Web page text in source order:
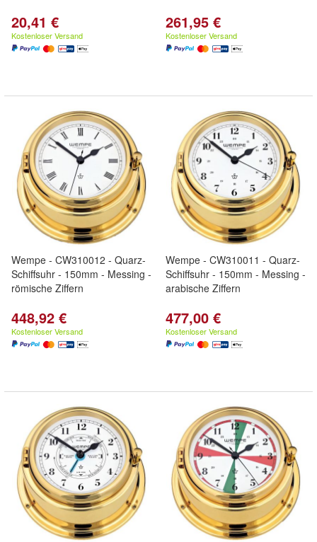
20,41 €
Kostenloser Versand
261,95 €
Kostenloser Versand
Wempe - CW310012 - Quarz-
Schiffsuhr - 150mm - Messing -
römische Ziffern
448,92 €
Kostenloser Versand
Wempe - CW310011 - Quarz-
Schiffsuhr - 150mm - Messing -
arabische Ziffern
477,00 €
Kostenloser Versand